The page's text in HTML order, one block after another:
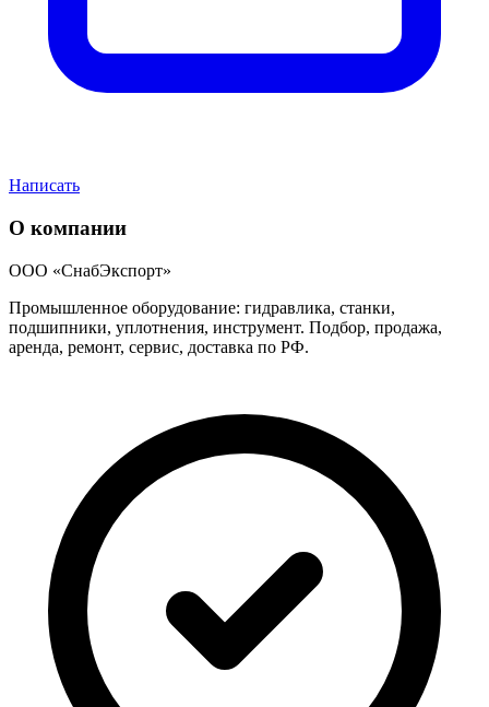
Написать
О компании
ООО «СнабЭкспорт»
Промышленное оборудование: гидравлика, станки,
подшипники, уплотнения, инструмент. Подбор, продажа,
аренда, ремонт, сервис, доставка по РФ.